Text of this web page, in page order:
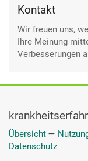
Kontakt
Wir freuen uns,
Ihre Meinung
Verbesserungen
Übersicht —
Datenschutz